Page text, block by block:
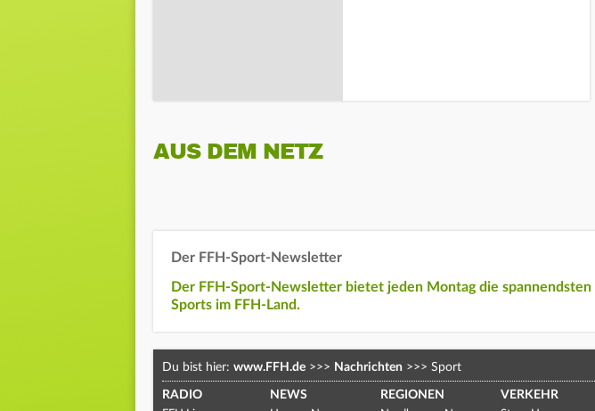
AUS DEM NETZ
Der FFH-Sport-Newsletter
Der FFH-Sport-Newsletter bietet jeden Montag die
Sports im FFH-Land.
Du bist hier: www.FFH.de >>> Nachrichten >>> Sport
RADIO NEWS REGIONEN VERKEHR